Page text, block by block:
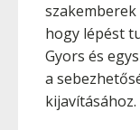
hogy lépést
Gyors és
a
kijavításához.